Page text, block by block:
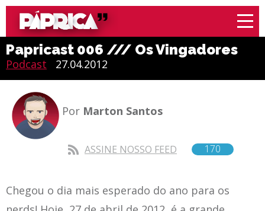
Papricast 006 /// Os Vingadores
Podcast 27.04.2012
Por Marton Santos
ASSINE NOSSO FEED 170
Chegou o dia mais esperado do ano para os